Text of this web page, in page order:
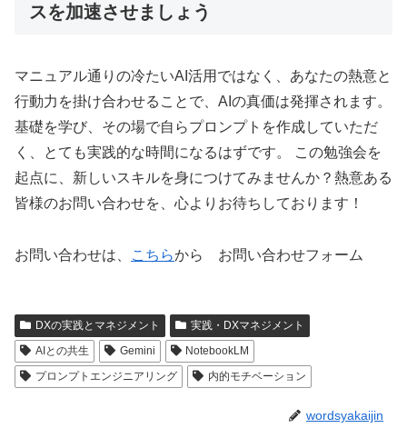
スを加速させましょう
マニュアル通りの冷たいAI活用ではなく、あなたの熱意と
行動力を掛け合わせることで、AIの真価は発揮されます。
基礎を学び、その場で自らプロンプトを作成していただ
く、とても実践的な時間になるはずです。 この勉強会を
起点に、新しいスキルを身につけてみませんか？熱意ある
皆様のお問い合わせを、心よりお待ちしております！
お問い合わせは、 こちらから お問い合わせフォーム
DXの実践とマネジメント
実践・DXマネジメント
AIとの共生
Gemini
NotebookLM
プロンプトエンジニアリング
内的モチベーション
wordsyakaijin